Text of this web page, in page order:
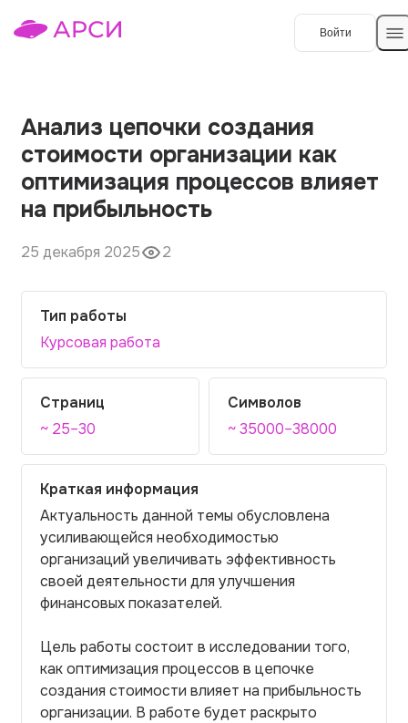
Войти
О сервисе
О компании
Порядок оплаты
Отзывы
Контакты
Анализ цепочки создания
стоимости организации как
оптимизация процессов влияет
на прибыльность
25 декабря 2025 2
Тип работы
Курсовая работа
Страниц
~ 25–30
Символов
~ 35000–38000
Краткая информация
Актуальность данной темы обусловлена
усиливающейся необходимостью
организаций увеличивать эффективность
своей деятельности для улучшения
финансовых показателей.
Цель работы состоит в исследовании того,
как оптимизация процессов в цепочке
создания стоимости влияет на прибыльность
организации. В работе будет раскрыто